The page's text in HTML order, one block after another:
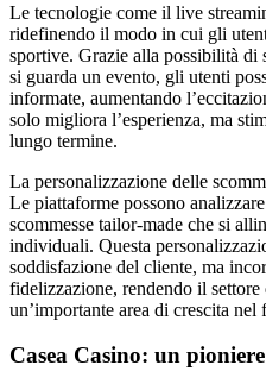
Le tecnologie come il live
ridefinendo il modo in cui gli
sportive. Grazie alla possibilità di
si guarda un evento, gli utenti
informate, aumentando
solo migliora l’esperienza, ma
lungo termine.
La personalizzazione delle
Le piattaforme possono
scommesse tailor-made che si
individuali. Questa
soddisfazione del cliente, ma
fidelizzazione, rendendo il settore
un’importante area di crescita
Casea Casino: un